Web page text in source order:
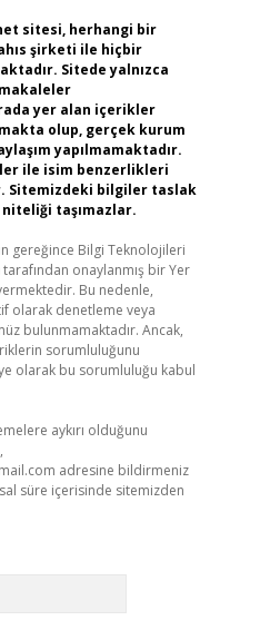
sitesi, herhangi bir
şirketi ile hiçbir
Sitede yalnızca
makaleler
yer alan içerikler
olup, gerçek kurum
yapılmamaktadır.
ile isim benzerlikleri
Sitemizdeki bilgiler taslak
taşımazlar.
gereğince Bilgi Teknolojileri
onaylanmış bir Yer
Bu nedenle,
olarak denetleme veya
bulunmamaktadır. Ancak,
sorumluluğunu
olarak bu sorumluluğu kabul
aykırı olduğunu
adresine bildirmeniz
süre içerisinde sitemizden